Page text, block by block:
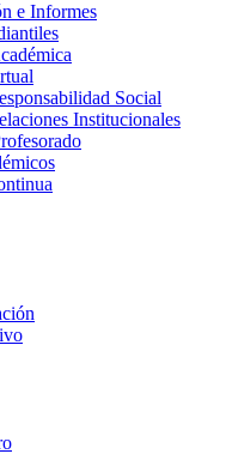
e Informes
Social
Institucionales